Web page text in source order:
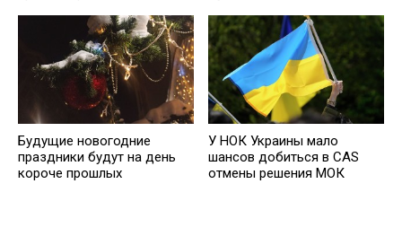
Будущие новогодние
праздники будут на день
короче прошлых
У НОК Украины мало
шансов добиться в CAS
отмены решения МОК